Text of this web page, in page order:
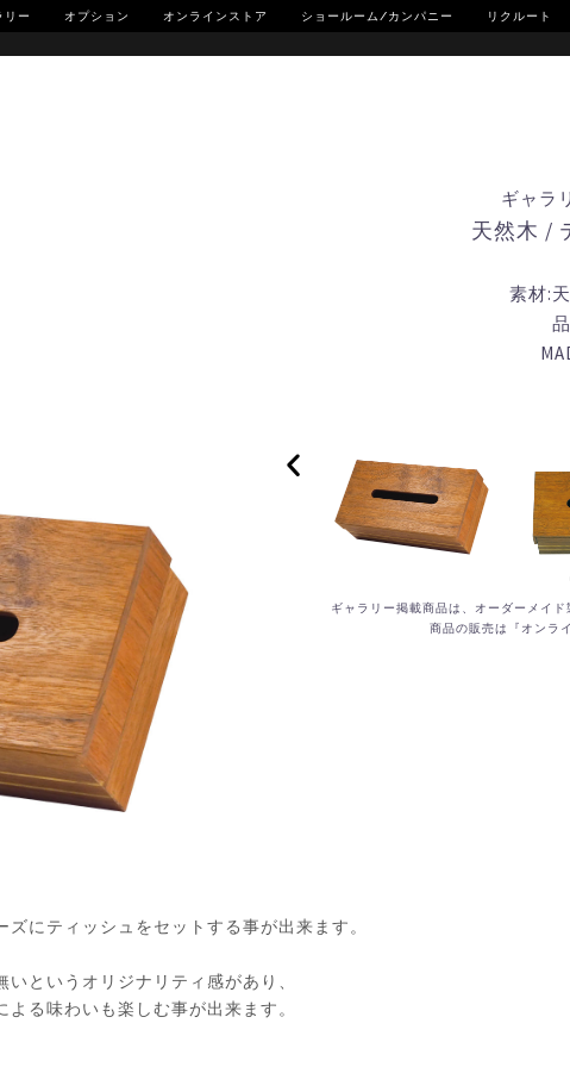
リー オプション オンラインストア ショールーム/カンパニー リクルート
ギャラ
天然木 /
素材:
ギャラリー掲載商品は、オーダーメイ
商品の販売は『オンラ
にティッシュをセットする事が出来ます。
というオリジナリティ感があり、
る味わいも楽しむ事が出来ます。